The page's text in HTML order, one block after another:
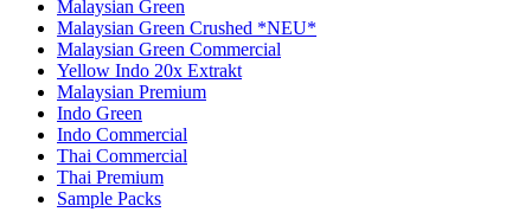
Malaysian Green
Malaysian Green Crushed *NEU*
Malaysian Green Commercial
Yellow Indo 20x Extrakt
Malaysian Premium
Indo Green
Indo Commercial
Thai Commercial
Thai Premium
Sample Packs